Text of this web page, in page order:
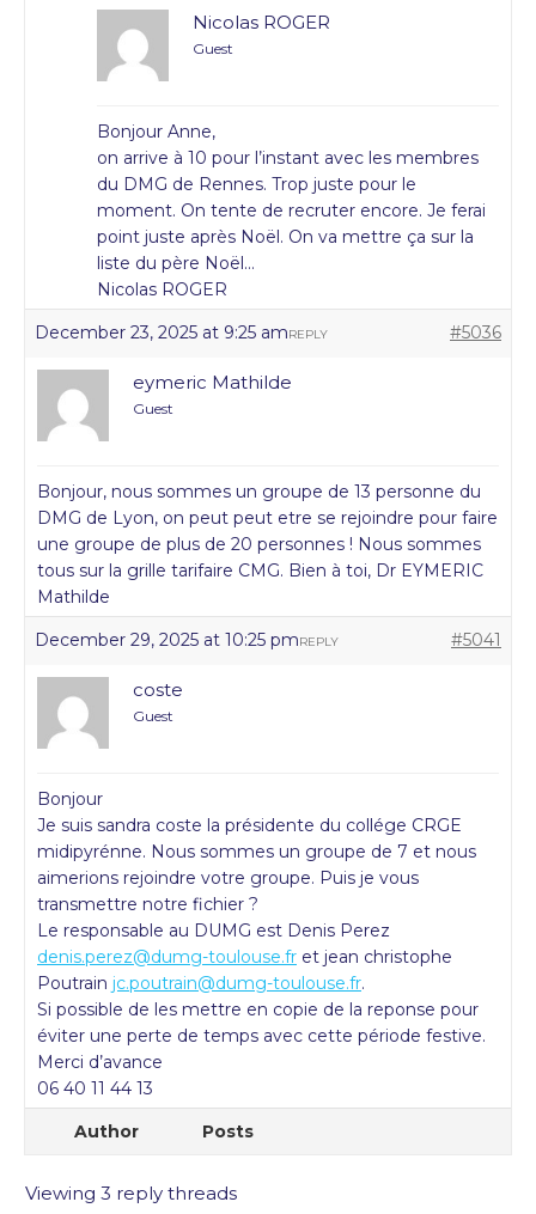
Nicolas ROGER
Guest
Bonjour Anne,
on arrive à 10 pour l’instant avec les membres
du DMG de Rennes. Trop juste pour le
moment. On tente de recruter encore. Je ferai
point juste après Noël. On va mettre ça sur la
liste du père Noël…
Nicolas ROGER
December 23, 2025 at 9:25 am
#5036
REPLY
eymeric Mathilde
Guest
Bonjour, nous sommes un groupe de 13 personne du
DMG de Lyon, on peut peut etre se rejoindre pour faire
une groupe de plus de 20 personnes ! Nous sommes
tous sur la grille tarifaire CMG. Bien à toi, Dr EYMERIC
Mathilde
December 29, 2025 at 10:25 pm
#5041
REPLY
coste
Guest
Bonjour
Je suis sandra coste la présidente du collége CRGE
midipyrénne. Nous sommes un groupe de 7 et nous
aimerions rejoindre votre groupe. Puis je vous
transmettre notre fichier ?
Le responsable au DUMG est Denis Perez
denis.perez@dumg-toulouse.fr et jean christophe
Poutrain jc.poutrain@dumg-toulouse.fr.
Si possible de les mettre en copie de la reponse pour
éviter une perte de temps avec cette période festive.
Merci d’avance
06 40 11 44 13
Author
Posts
Viewing 3 reply threads